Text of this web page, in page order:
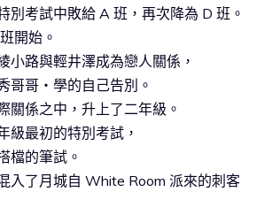
別考試中敗給 A 班，再次降為 D 班。
開始。
小路與輕井澤成為戀人關係，
哥哥・學的自己告別。
關係之中，升上了二年級。
級最初的特別考試，
檔的筆試。
入了月城自 White Room 派來的刺客